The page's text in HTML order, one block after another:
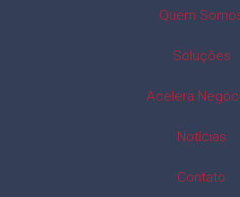
Quem
Soluções
Acelera
Notícias
Contato